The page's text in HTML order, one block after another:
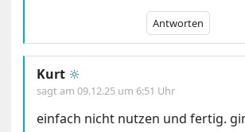
Antworten
Kurt 🔆
sagt am09.12.25 um 6:51 Uhr
einfach nicht nutzen und fertig.